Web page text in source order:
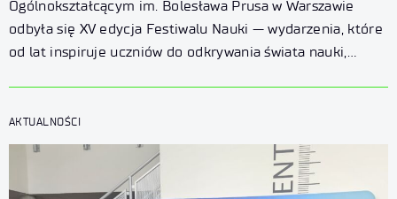
Badawczej Łukasiewicz
Ogólnokształcącym im. Bolesława Prusa w Warszawie
odbyła się XV edycja Festiwalu Nauki — wydarzenia, które
od lat inspiruje uczniów do odkrywania świata nauki,
AKTUALNOŚCI